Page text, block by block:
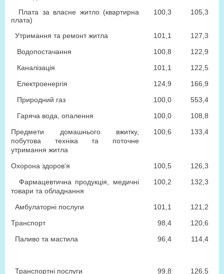
Плата за власне житло (квартирна
плата)
100,3 105,3
Утримання та ремонт житла 101,1
127,3
Водопостачання
100,8
122,9
Каналізація
101,1
122,5
Електроенергія
124,9
166,9
Природний газ
100,0
553,4
Гаряча вода, опалення
100,0
108,8
Предмети домашнього вжитку,
побутова техніка та поточне
утримання житла
100,6 133,4
Охорона здоров’я 100,5
126,3
Фармацевтична продукція, медичні
товари та обладнання
100,2 132,3
Амбулаторні послуги 101,1
121,2
Транспорт
98,4
120,6
Паливо та мастила
96,4 114,4
Транспортні послуги 99,8 126,5